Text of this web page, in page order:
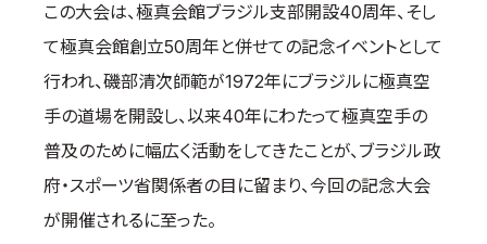
本部からのお知らせ
支部からのお知らせ
公式大会
公式記録
試合規則
入門のご案内
この大会は、極真会館ブラジル支部開設40周年、そし
て極真会館創立50周年と併せての記念イベントとして
行われ、磯部清次師範が1972年にブラジルに極真空
手の道場を開設し、以来40年にわたって極真空手の
普及のために幅広く活動をしてきたことが、ブラジル政
府・スポーツ省関係者の目に留まり、今回の記念大会
が開催されるに至った。